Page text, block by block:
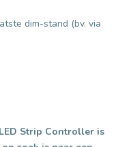
dim-stand (bv. via
Strip Controller is